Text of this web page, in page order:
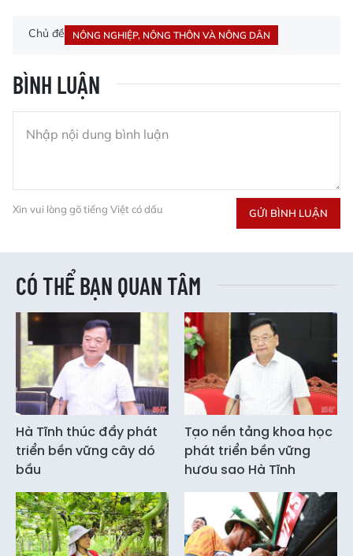
Chủ đề NÔNG NGHIỆP, NÔNG THÔN VÀ NÔNG DÂN
BÌNH LUẬN
Xin vui lòng gõ tiếng Việt có dấu GỬI BÌNH LUẬN
CÓ THỂ BẠN QUAN TÂM
Hà Tĩnh thúc đẩy phát
triển bền vững cây dó
bầu
Tạo nền tảng khoa học
phát triển bền vững
hươu sao Hà Tĩnh